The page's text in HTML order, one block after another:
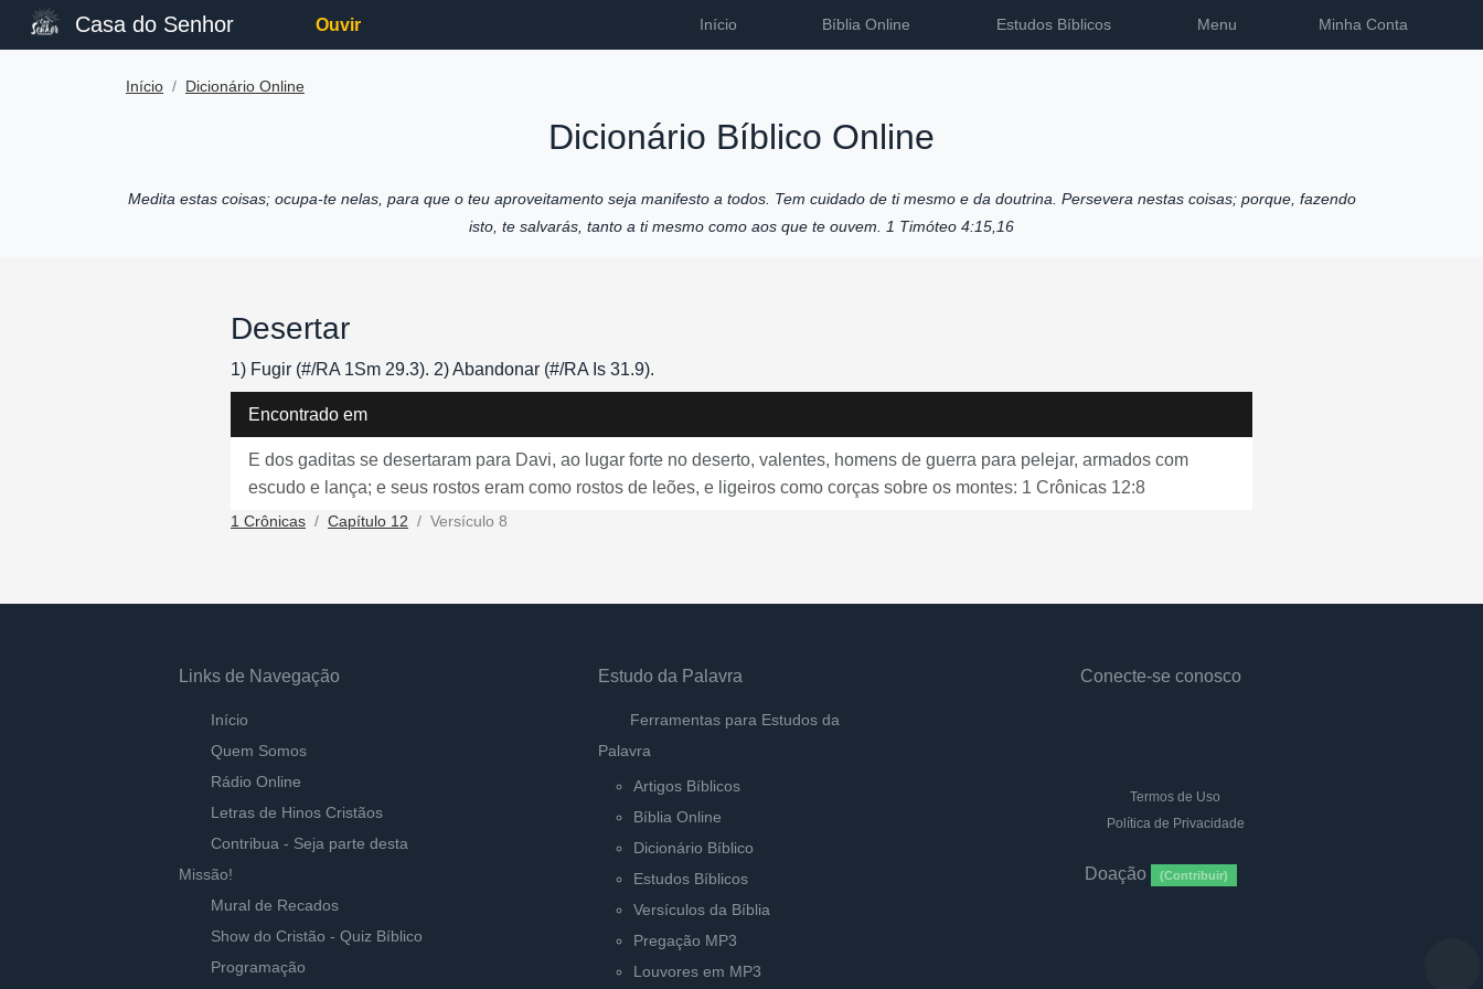
Casa do Senhor Ouvir Início Bíblia Online Estudos Bíblicos Menu Minha Conta
Início Dicionário Online
Dicionário Bíblico Online
Medita estas coisas; ocupa-te nelas, para que o teu aproveitamento seja manifesto a todos. Tem cuidado de ti mesmo e da doutrina. Persevera nestas coisas; porque, fazendo
isto, te salvarás, tanto a ti mesmo como aos que te ouvem. 1 Timóteo 4:15,16
Desertar
1) Fugir (#/RA 1Sm 29.3). 2) Abandonar (#/RA Is 31.9).
Encontrado em
E dos gaditas se desertaram para Davi, ao lugar forte no deserto, valentes, homens de guerra para pelejar, armados com
escudo e lança; e seus rostos eram como rostos de leões, e ligeiros como corças sobre os montes: 1 Crônicas 12:8
1 Crônicas Capítulo 12 Versículo 8
Links de Navegação
Início
Quem Somos
Rádio Online
Letras de Hinos Cristãos
Contribua - Seja parte desta
Missão!
Mural de Recados
Show do Cristão - Quiz Bíblico
Programação
Estudo da Palavra
Ferramentas para Estudos da
Palavra
Artigos Bíblicos
Bíblia Online
Dicionário Bíblico
Estudos Bíblicos
Versículos da Bíblia
Pregação MP3
Louvores em MP3
Conecte-se conosco
Termos de Uso
Política de Privacidade
Doação (Contribuir)